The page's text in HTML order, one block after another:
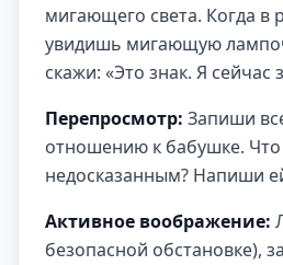
мигающего света. Когда в
увидишь мигающую
скажи: «Это знак. Я сейчас
Перепросмотр: Запиши
отношению к бабушке. Что
недосказанным? Напиши
Активное воображение:
безопасной обстановке),